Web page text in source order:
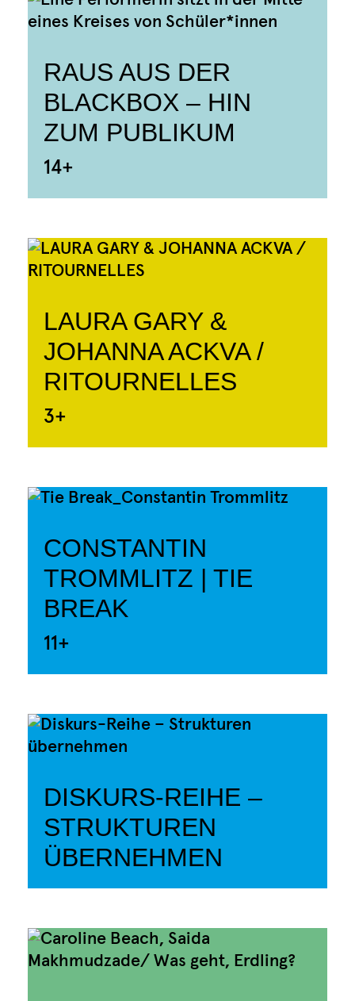
RAUS AUS DER
BLACKBOX – HIN
ZUM PUBLIKUM
14+
LAURA GARY &
JOHANNA ACKVA /
RITOURNELLES
3+
CONSTANTIN
TROMMLITZ | TIE
BREAK
11+
DISKURS-REIHE –
STRUKTUREN
ÜBERNEHMEN